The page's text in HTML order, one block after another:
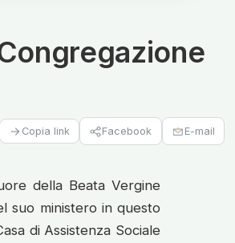
Copia link Facebook E-mail
della Beata Vergine
suo ministero in questo
di Assistenza Sociale